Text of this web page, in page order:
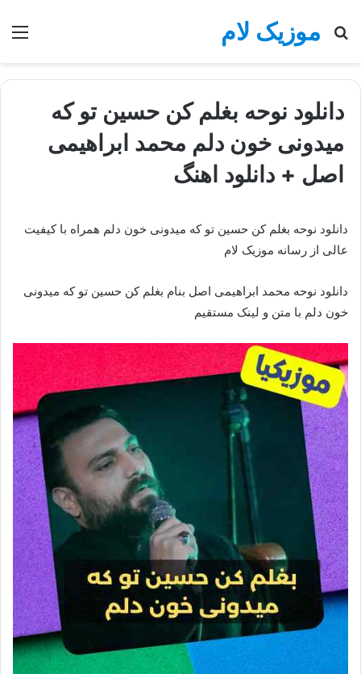
موزیک لام
جستجو
دانلود نوحه بغلم کن حسین تو که
میدونی خون دلم محمد ابراهیمی
اصل + دانلود اهنگ
دانلود نوحه بغلم کن حسین تو که میدونی خون دلم همراه با کیفیت
عالی از رسانه موزیک لام
دانلود نوحه محمد ابراهیمی اصل بنام بغلم کن حسین تو که میدونی
خون دلم با متن و لینک مستقیم